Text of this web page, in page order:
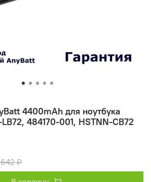
4400mAh для ноутбука
484170-001, HSTNN-CB72
₽